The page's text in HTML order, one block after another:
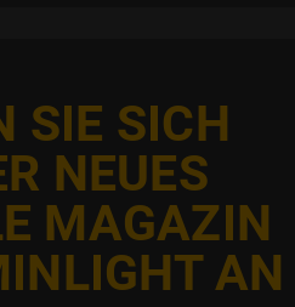
er ikke en robot
SIE SICH
NEUES
MAGAZIN
AN